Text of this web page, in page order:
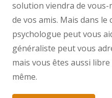
solution viendra de
de vos amis. Mais dans
psychologue peut vous
généraliste peut vous
mais vous êtes aussi
même.